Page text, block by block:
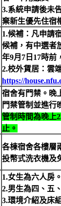
3.系統申請後未
棄新生優先住宿
1.候補：凡申請
候補，有中選者
年9月7日17時前
2.校外賃居：雲
https://
宿舍有門禁。晚
門禁管制並進行
管制時間為晚上
止。
各棟宿舍各樓層
投幣式洗衣機及
1.女生為六人房。
2.男生為四 、 五 、
3.環境介紹及床